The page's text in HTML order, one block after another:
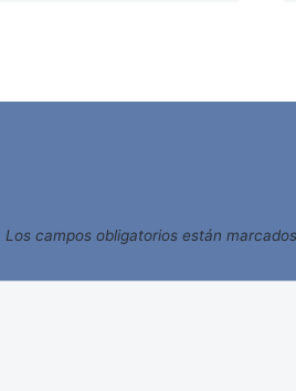
Los campos obligatorios están